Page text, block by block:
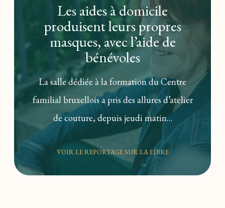
Les aides à domicile
produisent leurs propres
masques, avec l’aide de
bénévoles
La salle dédiée à la formation du Centre
familial bruxellois a pris des allures d’atelier
de couture, depuis jeudi matin…
VOIR LE REPORTAGE SUR LA LIBRE